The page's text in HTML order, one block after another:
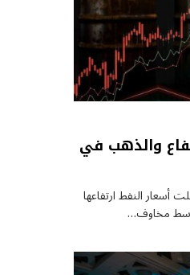
والذهب في
7 أغسطس2026 واصلت أسعار ⁠النفط ارتفاعها
وسط مخاوف…